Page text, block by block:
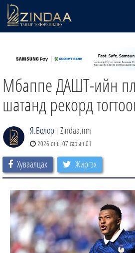
ТВ8
ӨГЛӨӨНИЙ СОНИН
ЗИНДАА СЭТГҮҮЛ
Мбаппе ДАШТ-ийн
шатанд рекорд
Я.Болор | Zindaa.mn
2026 оны 07 сарын 01
Хуваалцах Жиргэх